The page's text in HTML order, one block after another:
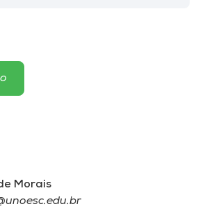
Morais